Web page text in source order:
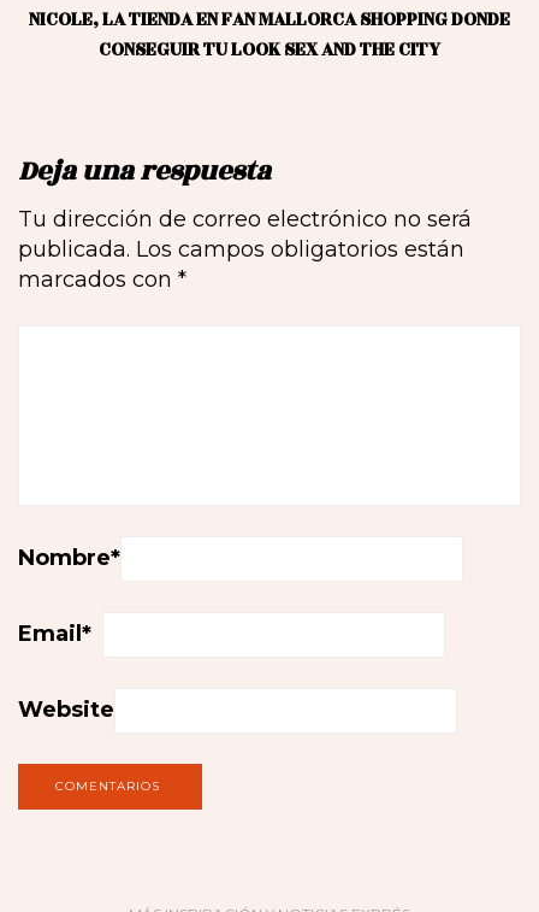
NICOLE, LA TIENDA EN FAN MALLORCA SHOPPING DONDE
CONSEGUIR TU LOOK SEX AND THE CITY
Deja una respuesta
Tu dirección de correo electrónico no será
publicada. Los campos obligatorios están
marcados con *
Nombre*
Email *
Website